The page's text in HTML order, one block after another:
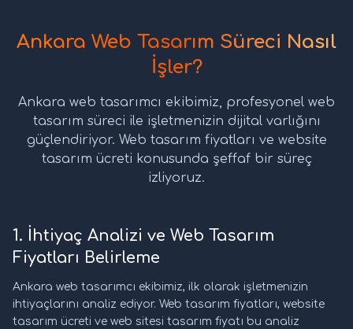
Ankara Web Tasarım Süreci Nasıl
İşler?
Ankara web tasarımcı ekibimiz, profesyonel web
tasarım süreci ile işletmenizin dijital varlığını
güçlendiriyor. Web tasarım fiyatları ve website
tasarım ücreti konusunda şeffaf bir süreç
izliyoruz.
1. İhtiyaç Analizi ve Web Tasarım
Fiyatları Belirleme
Ankara web tasarımcı ekibimiz, ilk olarak işletmenizin
ihtiyaçlarını analiz ediyor. Web tasarım fiyatları, website
tasarım ücreti ve web sitesi tasarım fiyatı bu analiz